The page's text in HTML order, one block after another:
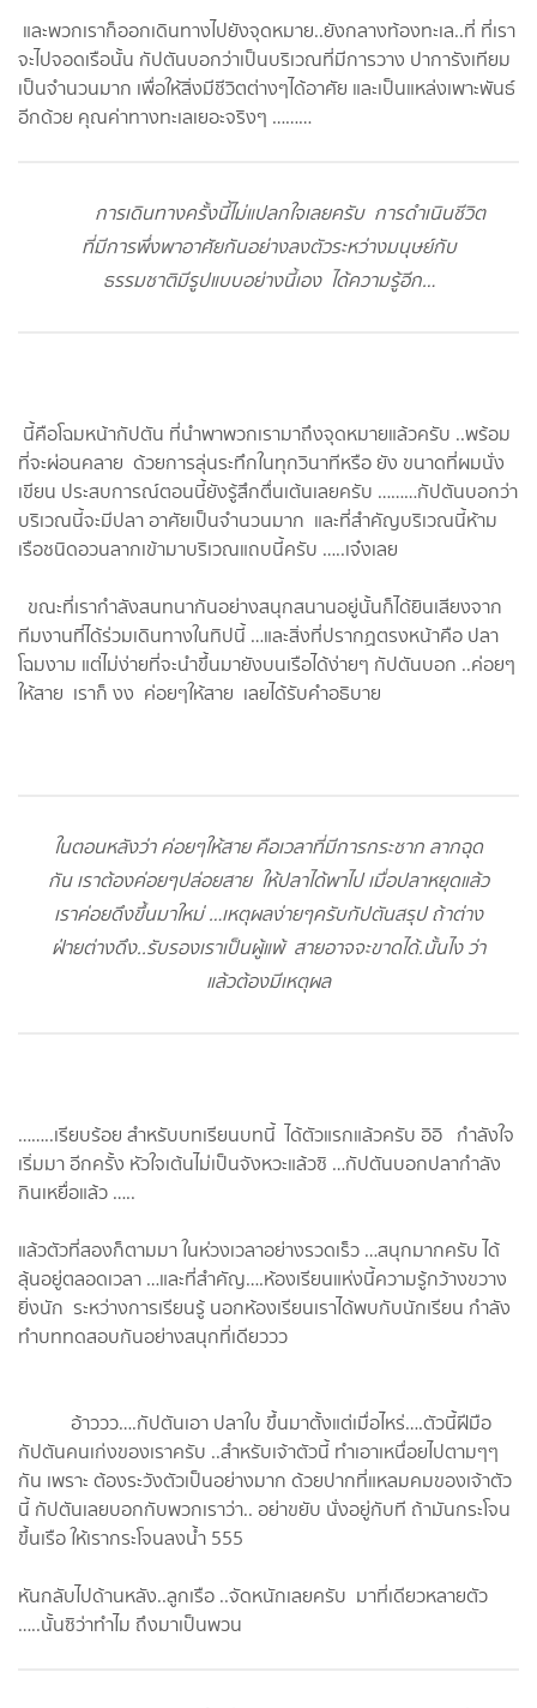
และพวกเราก็ออกเดินทางไปยังจุดหมาย..ยังกลางท้องทะเล..ที่ ที่เรา
จะไปจอดเรือนั้น กัปตันบอกว่าเป็นบริเวณที่มีการวาง ปาการังเทียม
เป็นจำนวนมาก เพื่อให้สิ่งมีชีวิตต่างๆได้อาศัย และเป็นแหล่งเพาะพันธ์
อีกด้วย คุณค่าทางทะเลเยอะจริงๆ ………
การเดินทางครั้งนี้ไม่แปลกใจเลยครับ การดำเนินชีวิต
ที่มีการพึ่งพาอาศัยกันอย่างลงตัวระหว่างมนุษย์กับ
ธรรมชาติมีรูปแบบอย่างนี้เอง ได้ความรู้อีก…
นี้คือโฉมหน้ากัปตัน ที่นำพาพวกเรามาถึงจุดหมายแล้วครับ ..พร้อม
ที่จะผ่อนคลาย ด้วยการลุ่นระทึกในทุกวินาทีหรือ ยัง ขนาดที่ผมนั่ง
เขียน ประสบการณ์ตอนนี้ยังรู้สึกตื่นเต้นเลยครับ ………กัปตันบอกว่า
บริเวณนี้จะมีปลา อาศัยเป็นจำนวนมาก และที่สำคัญบริเวณนี้ห้าม
เรือชนิดอวนลากเข้ามาบริเวณแถบนี้ครับ …..เจ๋งเลย
ขณะที่เรากำลังสนทนากันอย่างสนุกสนานอยู่นั้นก็ได้ยินเสียงจาก
ทีมงานที่ได้ร่วมเดินทางในทิปนี้ …และสิ่งที่ปรากฏตรงหน้าคือ ปลา
โฉมงาม แต่ไม่ง่ายที่จะนำขึ้นมายังบนเรือได้ง่ายๆ กัปตันบอก ..ค่อยๆ
ให้สาย เราก็ งง ค่อยๆให้สาย เลยได้รับคำอธิบาย
ในตอนหลังว่า ค่อยๆให้สาย คือเวลาที่มีการกระชาก ลากฉุด
กัน เราต้องค่อยๆปล่อยสาย ให้ปลาได้พาไป เมื่อปลาหยุดแล้ว
เราค่อยดึงขึ้นมาใหม่ …เหตุผลง่ายๆครับกัปตันสรุป ถ้าต่าง
ฝ่ายต่างดึง..รับรองเราเป็นผู้แพ้ สายอาจจะขาดได้.นั้นไง ว่า
แล้วต้องมีเหตุผล
……..เรียบร้อย สำหรับบทเรียนบทนี้ ได้ตัวแรกแล้วครับ อิอิ กำลังใจ
เริ่มมา อีกครั้ง หัวใจเต้นไม่เป็นจังหวะแล้วซิ …กัปตันบอกปลากำลัง
กินเหยื่อแล้ว …..
แล้วตัวที่สองก็ตามมา ในห่วงเวลาอย่างรวดเร็ว …สนุกมากครับ ได้
ลุ้นอยู่ตลอดเวลา …และที่สำคัญ….ห้องเรียนแห่งนี้ความรู้กว้างขวาง
ยิ่งนัก ระหว่างการเรียนรู้ นอกห้องเรียนเราได้พบกับนักเรียน กำลัง
ทำบททดสอบกันอย่างสนุกที่เดียววว
อ้าววว….กัปตันเอา ปลาใบ ขึ้นมาตั้งแต่เมื่อไหร่….ตัวนี้ฝีมือ
กัปตันคนเก่งของเราครับ ..สำหรับเจ้าตัวนี้ ทำเอาเหนื่อยไปตามๆๆ
กัน เพราะ ต้องระวังตัวเป็นอย่างมาก ด้วยปากที่แหลมคมของเจ้าตัว
นี้ กัปตันเลยบอกกับพวกเราว่า.. อย่าขยับ นั่งอยู่กับที ถ้ามันกระโจน
ขึ้นเรือ ให้เรากระโจนลงน้ำ 555
หันกลับไปด้านหลัง..ลูกเรือ ..จัดหนักเลยครับ มาที่เดียวหลายตัว
…..นั้นซิว่าทำไม ถึงมาเป็นพวน